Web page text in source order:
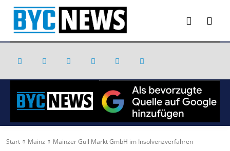
Start Mainz Mainzer Gull Markt GmbH im Insolvenzverfahren